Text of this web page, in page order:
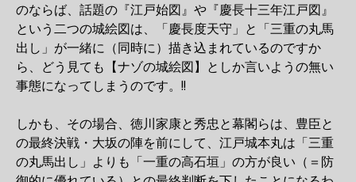
のならば、話題の『江戸始図』や『慶長十三年江戸図』
という二つの城絵図は、「慶長度天守」と「三重の丸馬
出し」が一緒に（同時に）描き込まれているのですか
ら、どう見ても【ナゾの城絵図】としか言いようの無い
事態になってしまうのです。!!
しかも、その場合、徳川家康と秀忠と幕閣らは、豊臣と
の最終決戦・大坂の陣を前にして、江戸城本丸は「三重
の丸馬出し」よりも「一重の高石垣」の方が良い（＝防